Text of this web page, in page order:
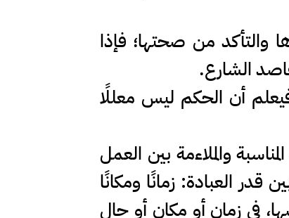
والتأكد من صحتها؛ فإذا
الشارع.
أن الحكم ليس معللًا
والملاءمة بين العمل
قدر العبادة: زمانًا ومكانًا
في زمان أو مكان أو حال